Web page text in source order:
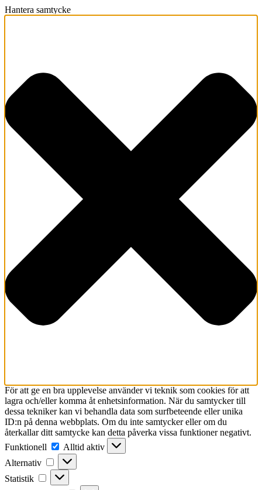
Hantera samtycke
För att ge en bra upplevelse använder vi teknik som cookies för att
lagra och/eller komma åt enhetsinformation. När du samtycker till
dessa tekniker kan vi behandla data som surfbeteende eller unika
ID:n på denna webbplats. Om du inte samtycker eller om du
återkallar ditt samtycke kan detta påverka vissa funktioner negativt.
Funktionell
Funktionell
Alltid aktiv
Alternativ
Alternativ
Statistik Statistik